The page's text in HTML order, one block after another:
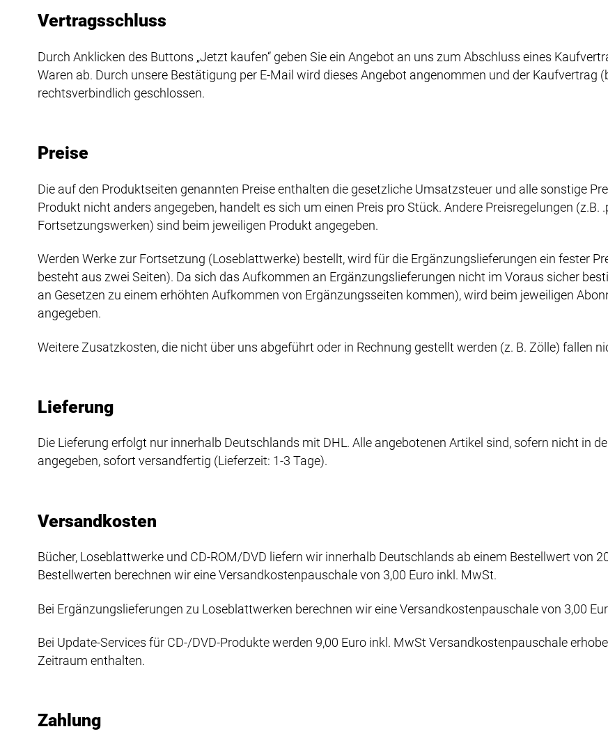
Vertragsschluss
Durch Anklicken des Buttons „Jetzt kaufen“ geben Sie ein Angebot an uns zum Abschluss eines
Waren ab. Durch unsere Bestätigung per E-Mail wird dieses Angebot angenommen und der Kaufvertrag
rechtsverbindlich geschlossen.
Preise
Die auf den Produktseiten genannten Preise enthalten die gesetzliche Umsatzsteuer und alle sonstige
Produkt nicht anders angegeben, handelt es sich um einen Preis pro Stück. Andere Preisregelungen (z.B.
Fortsetzungswerken) sind beim jeweiligen Produkt angegeben.
Werden Werke zur Fortsetzung (Loseblattwerke) bestellt, wird für die Ergänzungslieferungen ein fester
besteht aus zwei Seiten). Da sich das Aufkommen an Ergänzungslieferungen nicht im Voraus sicher
an Gesetzen zu einem erhöhten Aufkommen von Ergänzungsseiten kommen), wird beim jeweiligen
angegeben.
Weitere Zusatzkosten, die nicht über uns abgeführt oder in Rechnung gestellt werden (z. B. Zölle) fallen
Lieferung
Die Lieferung erfolgt nur innerhalb Deutschlands mit DHL. Alle angebotenen Artikel sind, sofern nicht in
angegeben, sofort versandfertig (Lieferzeit: 1-3 Tage).
Versandkosten
Bücher, Loseblattwerke und CD-ROM/DVD liefern wir innerhalb Deutschlands ab einem Bestellwert von
Bestellwerten berechnen wir eine Versandkostenpauschale von 3,00 Euro inkl. MwSt.
Bei Ergänzungslieferungen zu Loseblattwerken berechnen wir eine Versandkostenpauschale von 3,00
Bei Update-Services für CD-/DVD-Produkte werden 9,00 Euro inkl. MwSt Versandkostenpauschale
Zeitraum enthalten.
Zahlung